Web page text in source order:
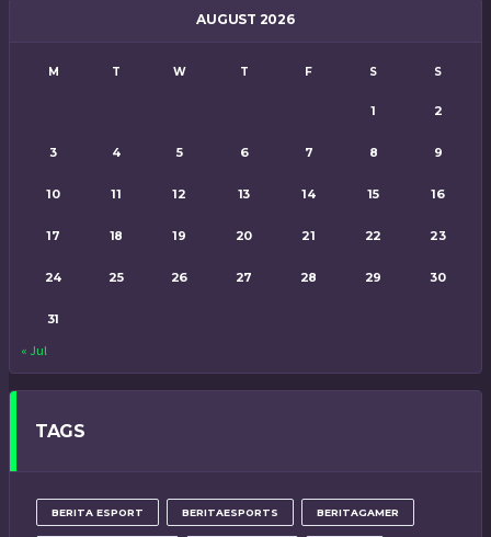
AUGUST 2026
M T W T F S S
1 2
3 4 5 6 7 8 9
10 11 12 13 14 15 16
17 18 19 20 21 22 23
24 25 26 27 28 29 30
31
« Jul
TAGS
BERITA ESPORT BERITAESPORTS BERITAGAMER